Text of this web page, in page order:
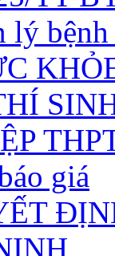
lý
giá